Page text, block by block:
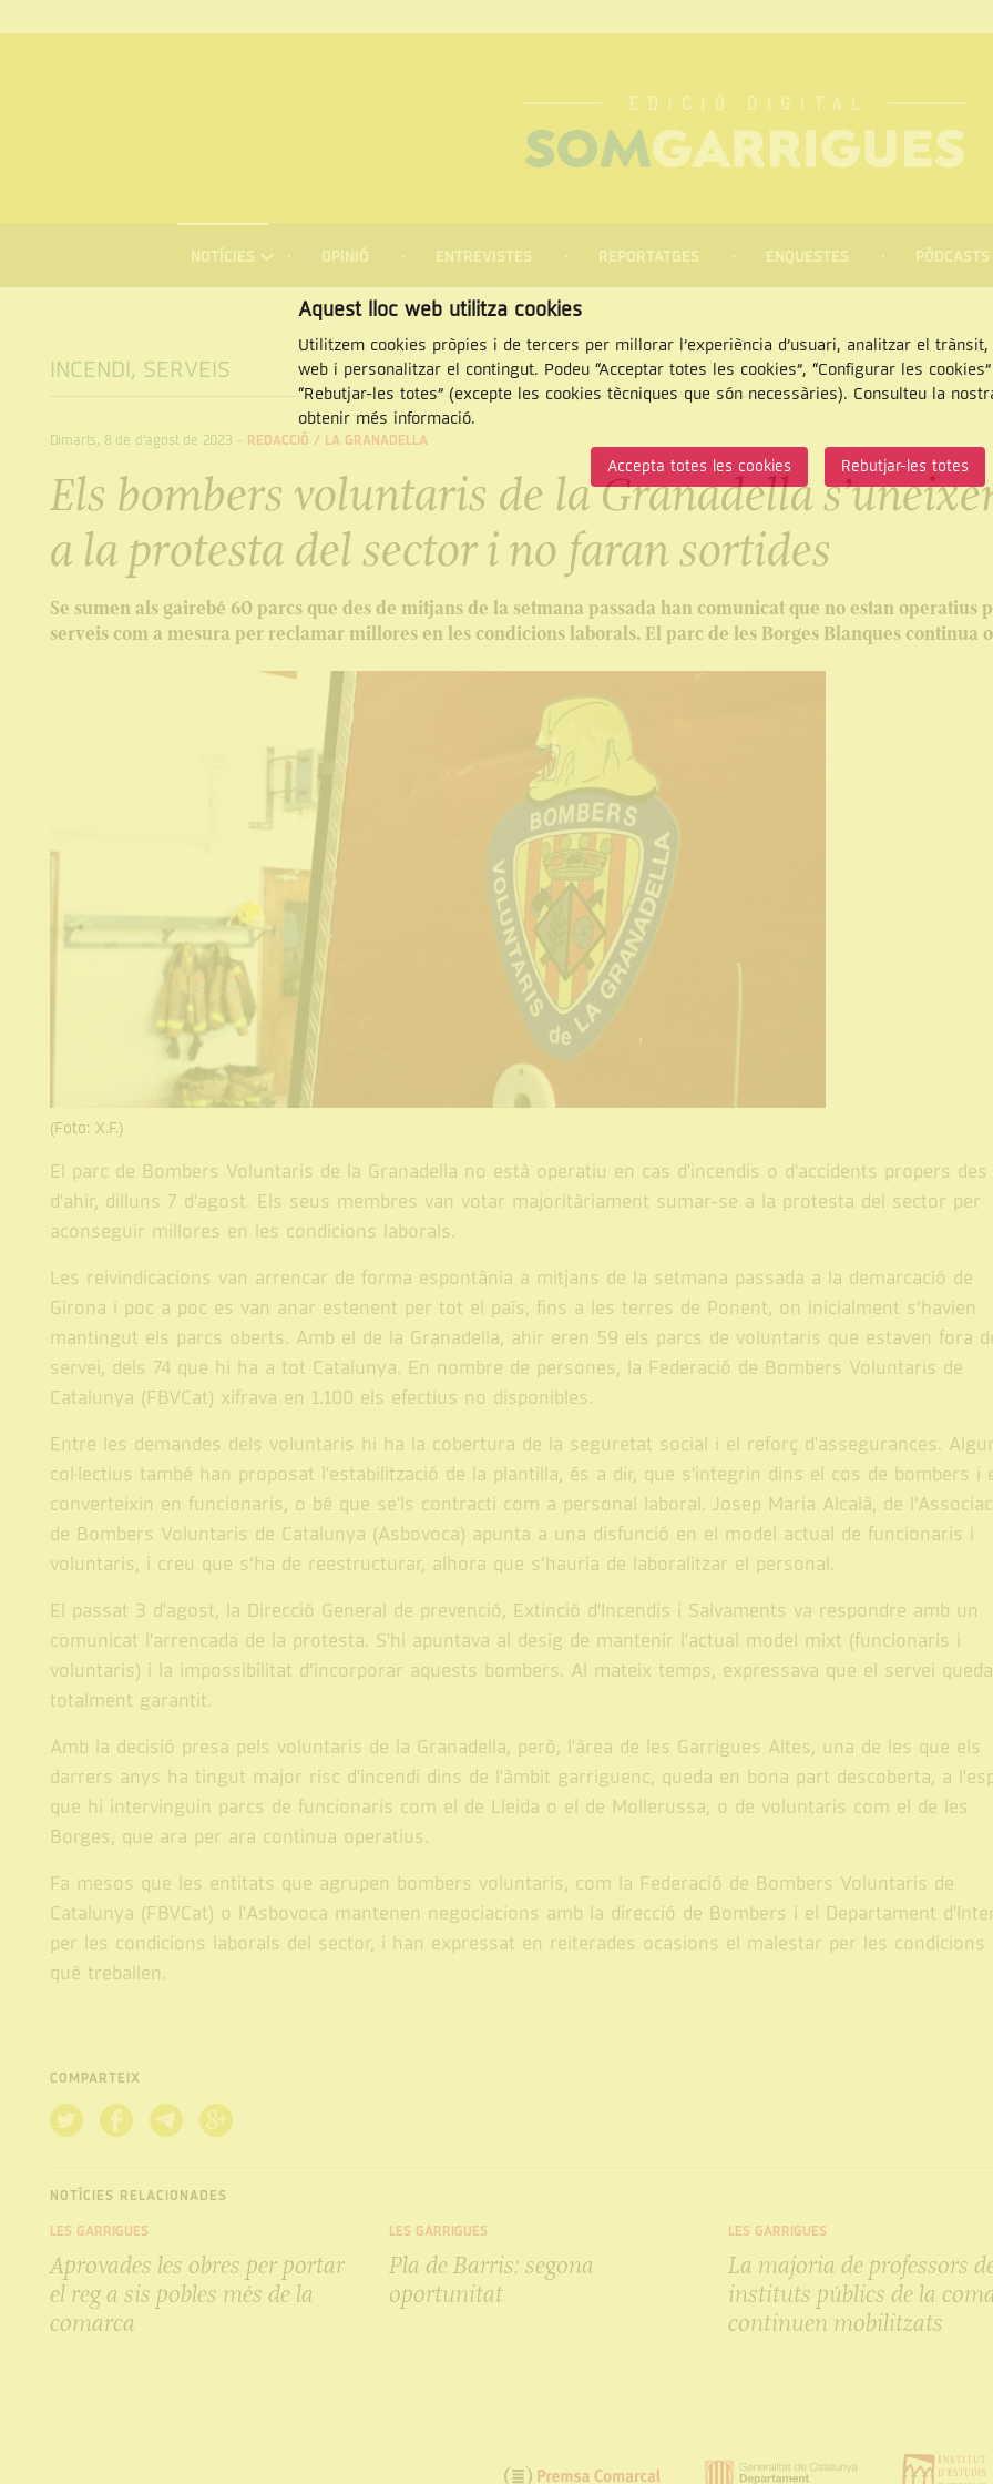
NOTÍCIES OPINIÓ ENTREVISTES REPORTATGES ENQUESTES PÒDCASTS
INCENDI, SERVEIS
Dimarts, 8 de d’agost de 2023 - REDACCIÓ / LA GRANADELLA
Els bombers voluntaris de la Granadella
a la protesta del sector i no faran sortides
Se sumen als gairebé 60 parcs que des de mitjans de la setmana passada han comunicat que no estan operatius
serveis com a mesura per reclamar millores en les condicions laborals. El parc de les Borges Blanques continua
(Foto: X.F.)
El parc de Bombers Voluntaris de la Granadella no està operatiu en cas d'incendis o d'accidents propers des
d'ahir, dilluns 7 d'agost. Els seus membres van votar majoritàriament sumar-se a la protesta del sector per
aconseguir millores en les condicions laborals.
Les reivindicacions van arrencar de forma espontània a mitjans de la setmana passada a la demarcació de
Girona i poc a poc es van anar estenent per tot el país, fins a les terres de Ponent, on inicialment s’havien
mantingut els parcs oberts. Amb el de la Granadella, ahir eren 59 els parcs de voluntaris que estaven fora
servei, dels 74 que hi ha a tot Catalunya. En nombre de persones, la Federació de Bombers Voluntaris de
Catalunya (FBVCat) xifrava en 1.100 els efectius no disponibles.
Entre les demandes dels voluntaris hi ha la cobertura de la seguretat social i el reforç d'assegurances.
col·lectius també han proposat l'estabilització de la plantilla, és a dir, que s'integrin dins el cos de bombers i
converteixin en funcionaris, o bé que se'ls contracti com a personal laboral. Josep Maria Alcalà, de
de Bombers Voluntaris de Catalunya (Asbovoca) apunta a una disfunció en el model actual de funcionaris i
voluntaris, i creu que s’ha de reestructurar, alhora que s’hauria de laboralitzar el personal.
El passat 3 d'agost, la Direcció General de prevenció, Extinció d'Incendis i Salvaments va respondre amb un
comunicat l'arrencada de la protesta. S'hi apuntava al desig de mantenir l'actual model mixt (funcionaris i
voluntaris) i la impossibilitat d’incorporar aquests bombers. Al mateix temps, expressava que el servei
totalment garantit.
Amb la decisió presa pels voluntaris de la Granadella, però, l'àrea de les Garrigues Altes, una de les que els
darrers anys ha tingut major risc d'incendi dins de l'àmbit garriguenc, queda en bona part descoberta, a
que hi intervinguin parcs de funcionaris com el de Lleida o el de Mollerussa, o de voluntaris com el de les
Borges, que ara per ara continua operatius.
Fa mesos que les entitats que agrupen bombers voluntaris, com la Federació de Bombers Voluntaris de
Catalunya (FBVCat) o l'Asbovoca mantenen negociacions amb la direcció de Bombers i el Departament
per les condicions laborals del sector, i han expressat en reiterades ocasions el malestar per les condicions
què treballen.
COMPARTEIX
NOTÍCIES RELACIONADES
LES GARRIGUES
Aprovades les obres per portar
el reg a sis pobles més de la
comarca
LES GARRIGUES
Pla de Barris: segona
oportunitat
LES GARRIGUES
La majoria de professors
instituts públics de la
continuen mobilitzats
Aquest lloc web utilitza cookies
Utilitzem cookies pròpies i de tercers per millorar l’experiència d’usuari, analitzar el
web i personalitzar el contingut. Podeu “Acceptar totes les cookies”, “Configurar les
“Rebutjar-les totes” (excepte les cookies tècniques que són necessàries). Consulteu la
obtenir més informació.
Accepta totes les cookies Rebutjar-les totes